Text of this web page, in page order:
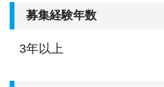
募集経験年数
3年以上